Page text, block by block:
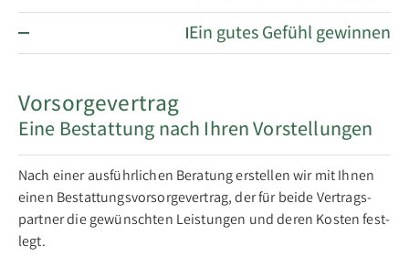
Ein gutes Gefühl gewinnen
Vorsorgevertrag
Eine Bestattung nach Ihren Vorstellungen
Nach ei­ner aus­führ­li­chen Be­ra­tung er­stell­en wir mit Ih­nen
ei­nen Be­stat­tungs­vor­sor­ge­ver­trag, der für bei­de Ver­trags­
part­ner die ge­wünsch­ten Leis­tun­gen und de­ren Kos­ten fest­
legt.